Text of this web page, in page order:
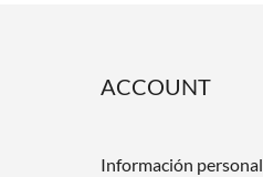
ACCOUNT
Información personal